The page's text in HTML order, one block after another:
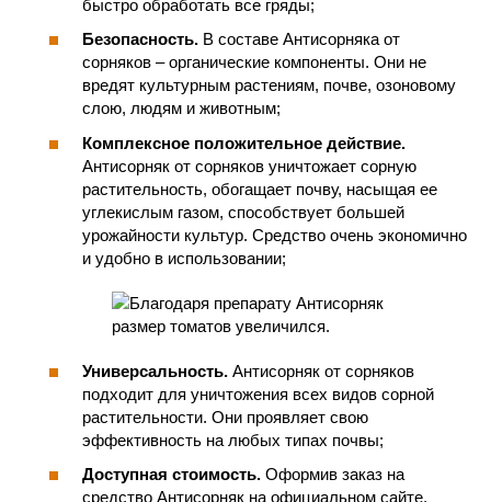
быстро обработать все гряды;
Безопасность. В составе Антисорняка от
сорняков – органические компоненты. Они не
вредят культурным растениям, почве, озоновому
слою, людям и животным;
Комплексное положительное действие.
Антисорняк от сорняков уничтожает сорную
растительность, обогащает почву, насыщая ее
углекислым газом, способствует большей
урожайности культур. Средство очень экономично
и удобно в использовании;
Универсальность. Антисорняк от сорняков
подходит для уничтожения всех видов сорной
растительности. Они проявляет свою
эффективность на любых типах почвы;
Доступная стоимость. Оформив заказ на
средство Антисорняк на официальном сайте,